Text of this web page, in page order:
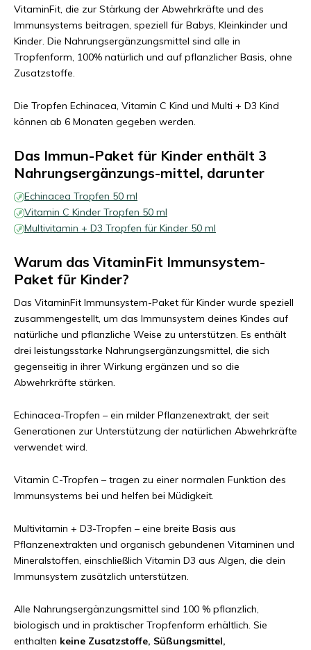
VitaminFit, die zur Stärkung der Abwehrkräfte und des
Immunsystems beitragen, speziell für Babys, Kleinkinder und
Kinder. Die Nahrungsergänzungsmittel sind alle in
Tropfenform, 100% natürlich und auf pflanzlicher Basis, ohne
Zusatzstoffe.
Die Tropfen Echinacea, Vitamin C Kind und Multi + D3 Kind
können ab 6 Monaten gegeben werden.
Das Immun-Paket für Kinder enthält 3
Nahrungsergänzungs-mittel, darunter
Echinacea Tropfen 50 ml
Vitamin C Kinder Tropfen 50 ml
Multivitamin + D3 Tropfen für Kinder 50 ml
Warum das VitaminFit Immunsystem-
Paket für Kinder?
Das VitaminFit Immunsystem-Paket für Kinder wurde speziell
zusammengestellt, um das Immunsystem deines Kindes auf
natürliche und pflanzliche Weise zu unterstützen. Es enthält
drei leistungsstarke Nahrungsergänzungsmittel, die sich
gegenseitig in ihrer Wirkung ergänzen und so die
Abwehrkräfte stärken.
Echinacea-Tropfen – ein milder Pflanzenextrakt, der seit
Generationen zur Unterstützung der natürlichen Abwehrkräfte
verwendet wird.
Vitamin C-Tropfen – tragen zu einer normalen Funktion des
Immunsystems bei und helfen bei Müdigkeit.
Multivitamin + D3-Tropfen – eine breite Basis aus
Pflanzenextrakten und organisch gebundenen Vitaminen und
Mineralstoffen, einschließlich Vitamin D3 aus Algen, die dein
Immunsystem zusätzlich unterstützen.
Alle Nahrungsergänzungsmittel sind 100 % pflanzlich,
biologisch und in praktischer Tropfenform erhältlich. Sie
enthalten keine Zusatzstoffe, Süßungsmittel,